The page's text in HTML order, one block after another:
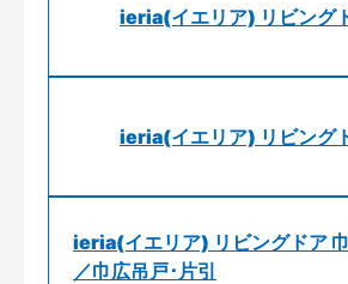
ieria(イエリア) リビング
ieria(イエリア) リビング
ieria(イエリア) リビングドア
／巾広吊戸･片引